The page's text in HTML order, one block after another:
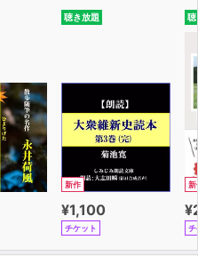
聴き放題
新作
¥1,100
チケット
聴
新
チ